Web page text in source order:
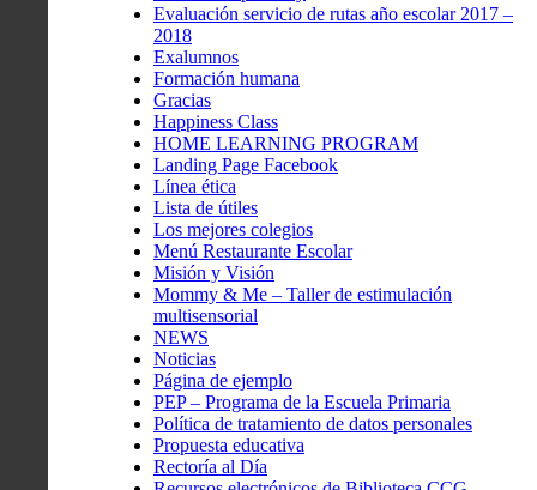
Evaluación servicio de rutas año escolar 2017 –
2018
Exalumnos
Formación humana
Gracias
Happiness Class
HOME LEARNING PROGRAM
Landing Page Facebook
Línea ética
Lista de útiles
Los mejores colegios
Menú Restaurante Escolar
Misión y Visión
Mommy & Me – Taller de estimulación
multisensorial
NEWS
Noticias
Página de ejemplo
PEP – Programa de la Escuela Primaria
Política de tratamiento de datos personales
Propuesta educativa
Rectoría al Día